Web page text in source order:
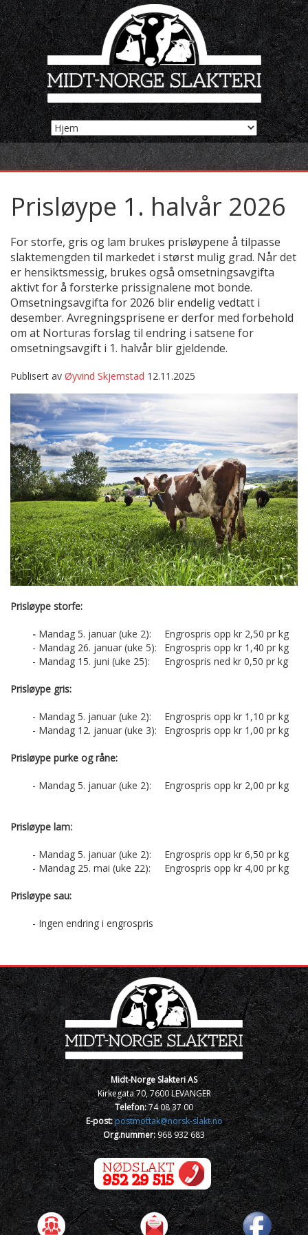
Prisløype 1. halvår 2026
For storfe, gris og lam brukes prisløypene å tilpasse
slaktemengden til markedet i størst mulig grad. Når det
er hensiktsmessig, brukes også omsetningsavgifta
aktivt for å forsterke prissignalene mot bonde.
Omsetningsavgifta for 2026 blir endelig vedtatt i
desember. Avregningsprisene er derfor med forbehold
om at Norturas forslag til endring i satsene for
omsetningsavgift i 1. halvår blir gjeldende.
Publisert av Øyvind Skjemstad 12.11.2025
Prisløype storfe:
- Mandag 5. januar (uke 2):
Engrospris opp kr 2,50 pr kg
- Mandag 26. januar (uke 5):
Engrospris opp kr 1,40 pr kg
- Mandag 15. juni (uke 25):
Engrospris ned kr 0,50 pr kg
Prisløype gris:
- Mandag 5. januar (uke 2):
- Mandag 12. januar (uke 3):
Engrospris opp kr 1,00 pr kg
Prisløype purke og råne:
- Mandag 5. januar (uke 2): Engrospris opp kr 2,00 pr kg
Prisløype lam:
- Mandag 5. januar (uke 2):
- Mandag 25. mai (uke 22):
Engrospris opp kr 4,00 pr kg
Prisløype sau:
- Ingen endring i engrospris
Midt-Norge Slakteri AS
Kirkegata 70, 7600 LEVANGER
Telefon:74 08 37 00
E-post:postmottak@norsk-slakt.no
Org.nummer:968 932 683